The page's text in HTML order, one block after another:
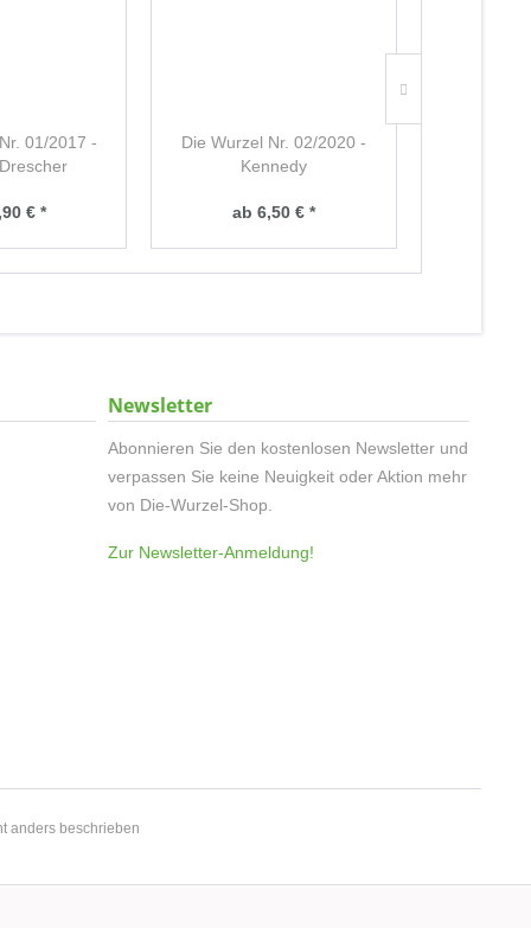
01/2017 -
€ *
Die Wurzel Nr. 02/2020 -
Kennedy
ab 6,50 € *
Newsletter
Abonnieren Sie den kostenlosen Newsletter und
verpassen Sie keine Neuigkeit oder Aktion mehr
von Die-Wurzel-Shop.
Zur Newsletter-Anmeldung!
anders beschrieben